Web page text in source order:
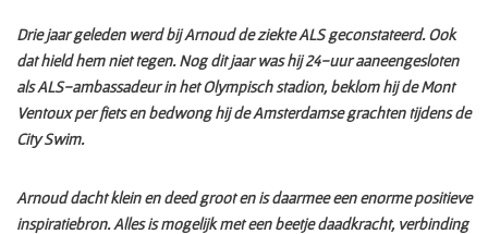
Drie jaar geleden werd bij Arnoud de ziekte ALS geconstateerd. Ook
dat hield hem niet tegen. Nog dit jaar was hij 24-uur aaneengesloten
als ALS-ambassadeur in het Olympisch stadion, beklom hij de Mont
Ventoux per fiets en bedwong hij de Amsterdamse grachten tijdens de
City Swim.
Arnoud dacht klein en deed groot en is daarmee een enorme positieve
inspiratiebron. Alles is mogelijk met een beetje daadkracht, verbinding